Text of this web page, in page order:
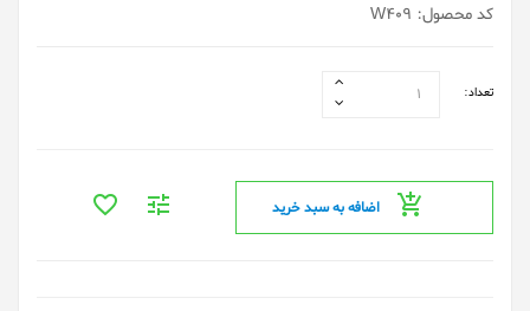
کد محصول: W409
تعداد:
اضافه به سبد خرید